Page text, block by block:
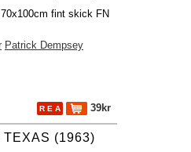
fint skick FN
Patrick Dempsey
R E A 39kr
(1963)